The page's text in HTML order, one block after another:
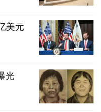
美元
光